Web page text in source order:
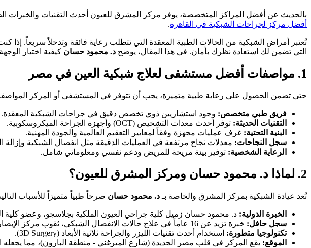
بالحديث عن أفضل المراكز المتخصصة، يوفر مركز المشرق للعيون أحدث التقنيات والخبرات
أفضل مركز لجراحات الشبكية في القاهرة.
تُعتبر أمراض الشبكية من الحالات الطبية المعقدة التي تتطلب رعاية فائقة وتدخلاً سريعاً. إذا
التي تضمن لك استعادة نظرك بأمان. في هذا المقال، يوضح د. محمود حسان كيفية اختيار
1. مواصفات أفضل مستشفى لعلاج شبكية العين في مصر
حتى تضمن الحصول على رعاية طبية متميزة، يجب أن تتوفر في المستشفى أو المركز
فريق طبي متخصص: وجود استشاريين ذوي تخصص دقيق في جراحات الشبكية المعقدة.
التقنيات الحديثة: توفر أحدث معدات التشخيص (OCT) وأجهزة الجراحة الميكروسكوبية.
البنية التحتية: غرف عمليات مجهزة وفقاً لمعايير التعقيم العالمية والجودة المهنية.
سجل النجاحات: معدلات نجاح مرتفعة في العمليات الدقيقة مثل انفصال الشبكية
الرعاية الشخصية: توفير بيئة مريحة للمريض ودعم نفسي ومعلوماتي شامل.
2. لماذا د. محمود حسان ومركز المشرق للعيون؟
تُعد عيادة الشبكية بمركز المشرق والخاصة بـ د. محمود حسان صرحاً طبياً متميزاً للأسباب
الخبرة الدولية: د. محمود حسان زميل كلية جراحي العيون الملكية بجلاسجو، وعضو كلية
سجل حافل: خبرة تزيد عن 16 عاماً في علاج حالات الانفصال الشبكي، ثقوب مركز الإبصار، والاعتلال السكري.
تكنولوجيا متطورة: استخدام أحدث تقنيات الليزر والجراحة ثلاثية الأبعاد (3D Surgery).
الموقع: يقع المركز في قلب مصر الجديدة (شارع الميرغني - منطقة البارون)، مما يجعله